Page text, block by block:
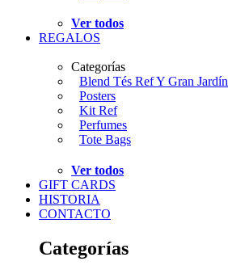
Ver todos
REGALOS
Categorías
Blend Tés Ref Y Gran Jardín
Posters
Kit Ref
Perfumes
Tote Bags
Ver todos
GIFT CARDS
HISTORIA
CONTACTO
Categorías